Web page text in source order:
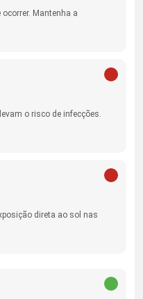
ocorrer. Mantenha a
o risco de infecções.
direta ao sol nas